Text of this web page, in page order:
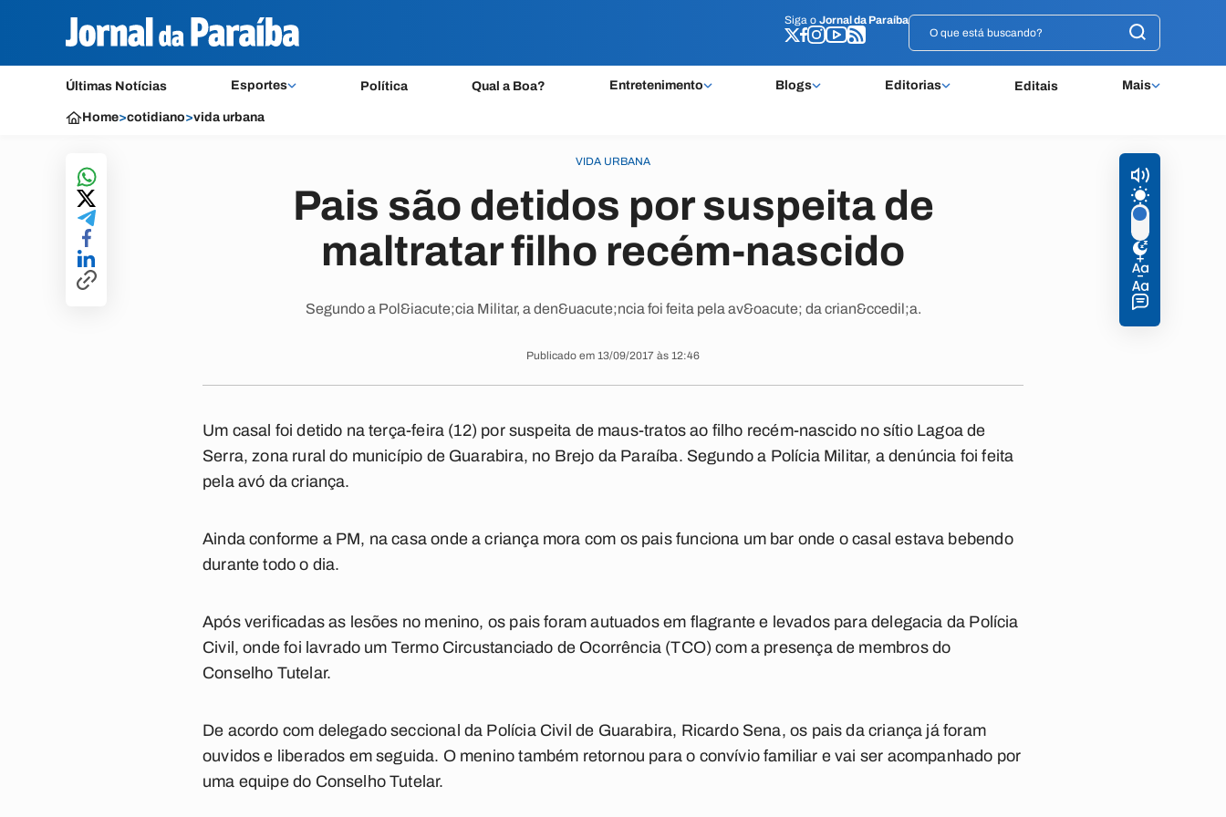
Siga o Jornal da Paraíba
Últimas Notícias Esportes Política Qual a Boa? Entretenimento Blogs Editorias Editais Mais
Siga o Jornal da Paraíba
Home>cotidiano>vida urbana
VIDA URBANA
Pais são detidos por suspeita de
maltratar filho recém-nascido
Segundo a Pol&iacute;cia Militar, a den&uacute;ncia foi feita pela av&oacute; da crian&ccedil;a.
Publicado em 13/09/2017 às 12:46
Um casal foi detido na terça-feira (12) por suspeita de maus-tratos ao filho recém-nascido no sítio Lagoa de
Serra, zona rural do município de Guarabira, no Brejo da Paraíba. Segundo a Polícia Militar, a denúncia foi feita
pela avó da criança.
Ainda conforme a PM, na casa onde a criança mora com os pais funciona um bar onde o casal estava bebendo
durante todo o dia.
Após verificadas as lesões no menino, os pais foram autuados em flagrante e levados para delegacia da Polícia
Civil, onde foi lavrado um Termo Circustanciado de Ocorrência (TCO) com a presença de membros do
Conselho Tutelar.
De acordo com delegado seccional da Polícia Civil de Guarabira, Ricardo Sena, os pais da criança já foram
ouvidos e liberados em seguida. O menino também retornou para o convívio familiar e vai ser acompanhado por
uma equipe do Conselho Tutelar.